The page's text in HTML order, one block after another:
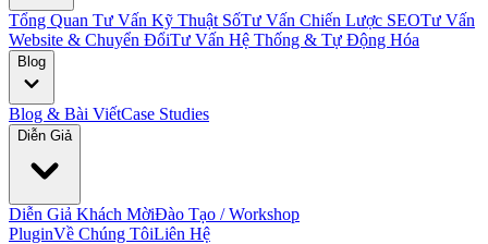
Tổng Quan Tư Vấn Kỹ Thuật SốTư Vấn Chiến Lược SEOTư Vấn
Website & Chuyển ĐổiTư Vấn Hệ Thống & Tự Động Hóa
Blog
Blog & Bài ViếtCase Studies
Diễn Giả
Diễn Giả Khách MờiĐào Tạo / Workshop
PluginVề Chúng TôiLiên Hệ